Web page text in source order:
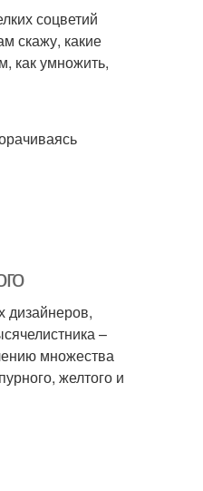
соцветий
скажу, какие
как умножить,
дизайнеров,
–
множества
желтого и